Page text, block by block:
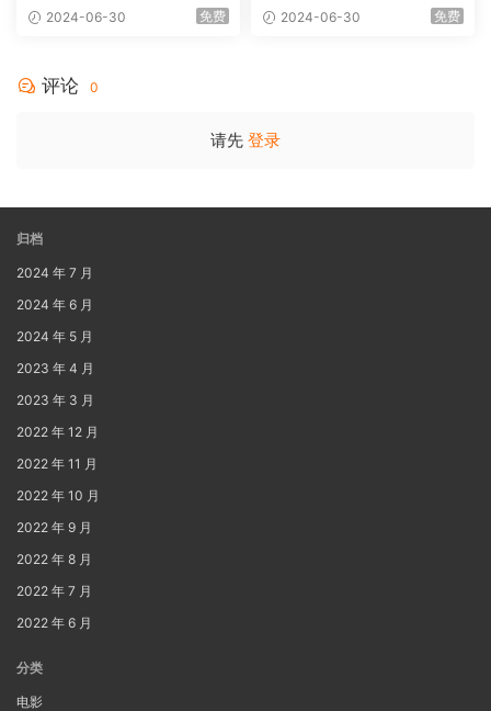
1080p Blu-ray AVC DTS-HD
2024-06-30 免费
B] 2024-06-30 免费
评论 0
请先 登录
归档
2024 年 7 月
2024 年 6 月
2024 年 5 月
2023 年 4 月
2023 年 3 月
2022 年 12 月
2022 年 11 月
2022 年 10 月
2022 年 9 月
2022 年 8 月
2022 年 7 月
2022 年 6 月
分类
电影